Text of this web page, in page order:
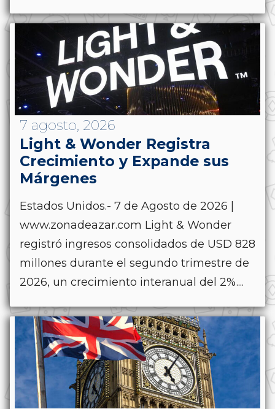
7 agosto, 2026
Light & Wonder Registra
Crecimiento y Expande sus
Márgenes
Estados Unidos.- 7 de Agosto de 2026 |
www.zonadeazar.com Light & Wonder
registró ingresos consolidados de USD 828
millones durante el segundo trimestre de
2026, un crecimiento interanual del 2%....